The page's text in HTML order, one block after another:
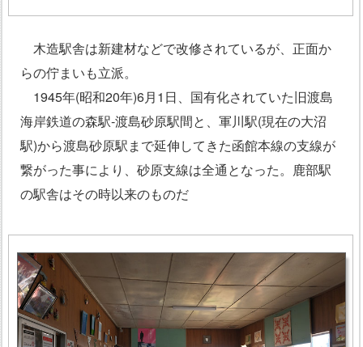
木造駅舎は新建材などで改修されているが、正面か
らの佇まいも立派。
1945年(昭和20年)6月1日、国有化されていた旧渡島
海岸鉄道の森駅‐渡島砂原駅間と、軍川駅(現在の大沼
駅)から渡島砂原駅まで延伸してきた函館本線の支線が
繋がった事により、砂原支線は全通となった。鹿部駅
の駅舎はその時以来のものだ